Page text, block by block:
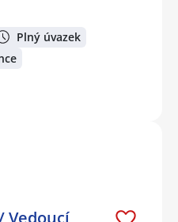
Plný úvazek